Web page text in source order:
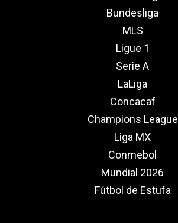
Bundesliga
MLS
Ligue 1
Serie A
LaLiga
Concacaf
Champions League
Liga MX
Conmebol
Mundial 2026
Fútbol de Estufa